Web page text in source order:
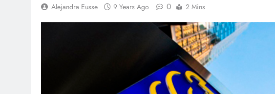
Alejandra Eusse 9 Years Ago 0 2 Mins